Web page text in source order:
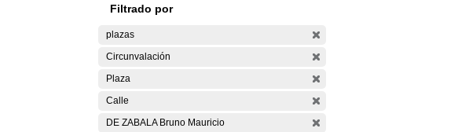
Filtrado por
plazas
Circunvalación
Plaza
Calle
DE ZABALA Bruno Mauricio